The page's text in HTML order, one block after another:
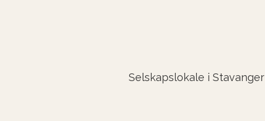
Selskapslokale i Stavanger